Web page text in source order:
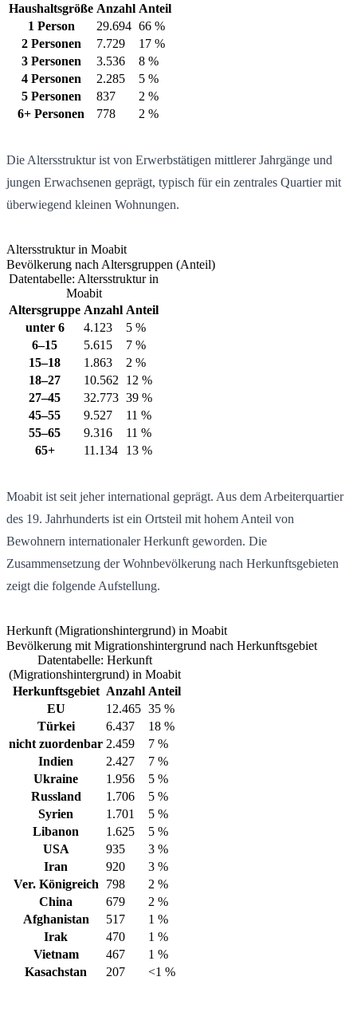
Haushaltsgröße Anzahl Anteil
1 Person
29.694 66 %
2 Personen
7.729
17 %
3 Personen
3.536
8 %
4 Personen
2.285
5 %
5 Personen
837
2 %
6+ Personen
778 2 %
Die Altersstruktur ist von Erwerbstätigen mittlerer Jahrgänge und
jungen Erwachsenen geprägt, typisch für ein zentrales Quartier mit
überwiegend kleinen Wohnungen.
Altersstruktur in Moabit
Bevölkerung nach Altersgruppen (Anteil)
Datentabelle: Altersstruktur in
Moabit
Altersgruppe Anzahl Anteil
unter 6
4.123
5 %
6–15
5.615
7 %
15–18
1.863
2 %
18–27
10.562
12 %
27–45
32.773 39 %
45–55
9.527
11 %
55–65
9.316
11 %
65+
11.134 13 %
Moabit ist seit jeher international geprägt. Aus dem Arbeiterquartier
des 19. Jahrhunderts ist ein Ortsteil mit hohem Anteil von
Bewohnern internationaler Herkunft geworden. Die
Zusammensetzung der Wohnbevölkerung nach Herkunftsgebieten
zeigt die folgende Aufstellung.
Herkunft (Migrationshintergrund) in Moabit
Bevölkerung mit Migrationshintergrund nach Herkunftsgebiet
Datentabelle: Herkunft
(Migrationshintergrund) in Moabit
Herkunftsgebiet Anzahl Anteil
EU
12.465 35 %
Türkei
6.437
18 %
nicht zuordenbar 2.459
7 %
Indien
2.427
7 %
Ukraine
1.956
5 %
Russland
1.706
5 %
Syrien
1.701
5 %
Libanon
1.625
5 %
USA
935
3 %
Iran
920
3 %
Ver. Königreich
798
2 %
China
679
2 %
Afghanistan
517
1 %
Irak
470
1 %
Vietnam
467
1 %
Kasachstan
207 <1 %